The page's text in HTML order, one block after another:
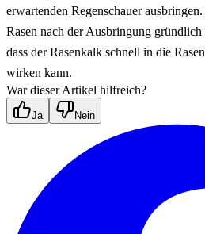
erwartenden Regenschauer
Rasen nach der Ausbringung gründlich
dass der Rasenkalk schnell in die
wirken kann.
War dieser Artikel hilfreich?
Ja Nein